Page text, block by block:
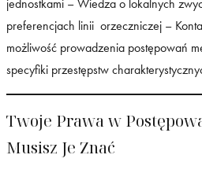
jednostkami – Wiedza o lokalnych
preferencjach linii orzeczniczej –
możliwość prowadzenia postępowań
specyfiki przestępstw
Twoje Prawa w
Musisz Je Znać